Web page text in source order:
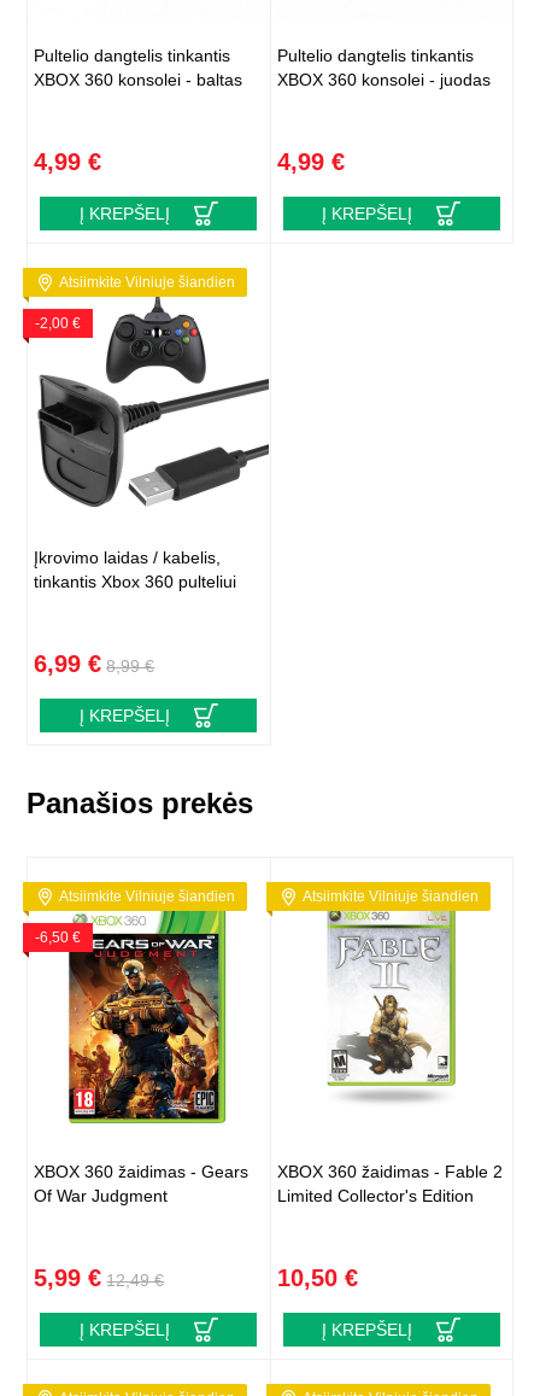
Pultelio dangtelis tinkantis
XBOX 360 konsolei - baltas
4,99 €
Į KREPŠELĮ
Pultelio dangtelis tinkantis
XBOX 360 konsolei - juodas
4,99 €
Į KREPŠELĮ
Atsiimkite Vilniuje šiandien
-2,00 €
Įkrovimo laidas / kabelis,
tinkantis Xbox 360 pulteliui
6,99 € 8,99 €
Į KREPŠELĮ
Panašios prekės
Atsiimkite Vilniuje šiandien
-6,50 €
XBOX 360 žaidimas - Gears
Of War Judgment
5,99 € 12,49 €
Į KREPŠELĮ
Atsiimkite Vilniuje šiandien
XBOX 360 žaidimas - Fable 2
Limited Collector's Edition
10,50 €
Į KREPŠELĮ